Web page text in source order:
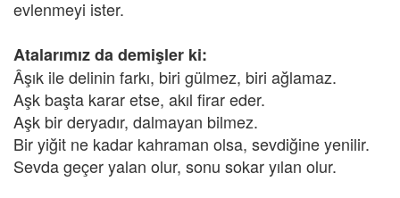
evlenmeyi ister.
Atalarımız da demişler ki:
Âşık ile delinin farkı, biri gülmez, biri ağlamaz.
Aşk başta karar etse, akıl firar eder.
Aşk bir deryadır, dalmayan bilmez.
Bir yiğit ne kadar kahraman olsa, sevdiğine yenilir.
Sevda geçer yalan olur, sonu sokar yılan olur.